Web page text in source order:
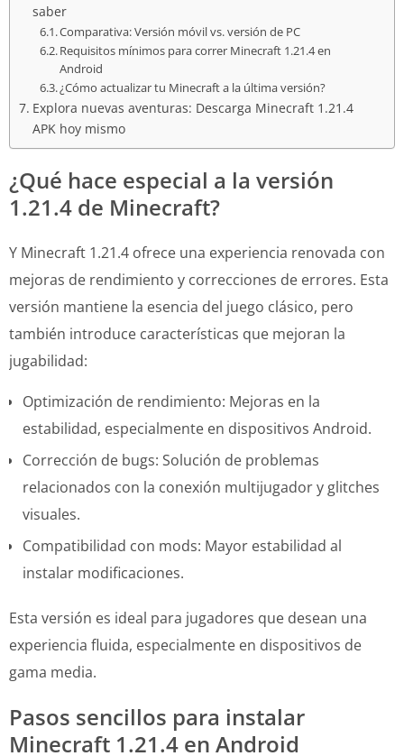
saber
Comparativa: Versión móvil vs. versión de PC
Requisitos mínimos para correr Minecraft 1.21.4 en
Android
¿Cómo actualizar tu Minecraft a la última versión?
Explora nuevas aventuras: Descarga Minecraft 1.21.4
APK hoy mismo
¿Qué hace especial a la versión
1.21.4 de Minecraft?
Y Minecraft 1.21.4 ofrece una experiencia renovada con
mejoras de rendimiento y correcciones de errores. Esta
versión mantiene la esencia del juego clásico, pero
también introduce características que mejoran la
jugabilidad:
Optimización de rendimiento: Mejoras en la
estabilidad, especialmente en dispositivos Android.
Corrección de bugs: Solución de problemas
relacionados con la conexión multijugador y glitches
visuales.
Compatibilidad con mods: Mayor estabilidad al
instalar modificaciones.
Esta versión es ideal para jugadores que desean una
experiencia fluida, especialmente en dispositivos de
gama media.
Pasos sencillos para instalar
Minecraft 1.21.4 en Android